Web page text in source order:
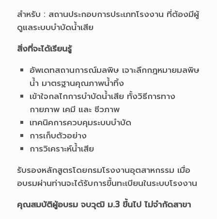
สำหรับ : สถานประกอบการประเภทโรงงาน ที่ต้องมีผู้
ดูแลระบบบำบัดน้ำเสีย
สิ่งที่จะได้เรียนรู้
อัพเดทสถานการณ์มลพิษ เจาะลึกกฎหมายมลพิษ
น้ำ มาตรฐานคุณภาพน้ำทิ้ง
เข้าใจกลไกการบำบัดน้ำเสีย ทั้งวิธีการทาง
กายภาพ เคมี และ ชีวภาพ
เทคนิคการควบคุมระบบบำบัด
การเก็บตัวอย่าง
การวิเคราะห์น้ำเสีย
รับรองหลักสูตรโดยกรมโรงงานอุตสาหกรรม เมื่อ
อบรมผ่านท่านจะได้รับการขึ้นทะเบียนในระบบโรงงาน
คุณสมบัติผู้อบรม จบวุฒิ ม.3 ขึ้นไป ไม่จำกัดสาขา